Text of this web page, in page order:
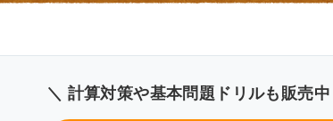
＼ 計算対策や基本問題ドリルも販売